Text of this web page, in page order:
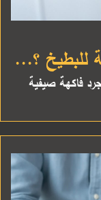
للبطيخ ؟...
فاكهة صيفية